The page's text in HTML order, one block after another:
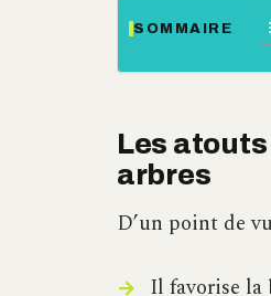
SOMMAIRE
Les
arbres
D’un point de
Il favorise la